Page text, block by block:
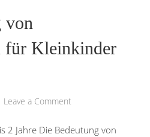
von
für Kleinkinder
Leave a Comment
2 Jahre Die Bedeutung von